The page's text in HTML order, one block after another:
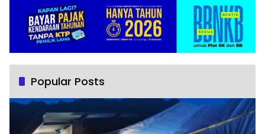
Popular Posts